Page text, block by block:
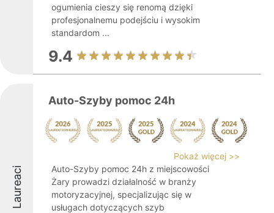
ogumienia cieszy się renomą dzięki
profesjonalnemu podejściu i wysokim
standardom ...
9.4
Laureaci
Auto-Szyby pomoc 24h
Pokaż więcej >>
Auto-Szyby pomoc 24h z miejscowości
Żary prowadzi działalność w branży
motoryzacyjnej, specjalizując się w
usługach dotyczących szyb